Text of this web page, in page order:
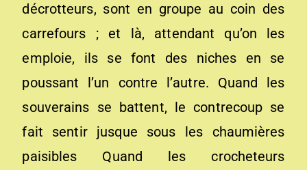
décrotteurs, sont en groupe au coin des
carrefours ; et là, attendant qu’on les
emploie, ils se font des niches en se
poussant l’un contre l’autre. Quand les
souverains se battent, le contrecoup se
fait sentir jusque sous les chaumières
paisibles Quand les crocheteurs